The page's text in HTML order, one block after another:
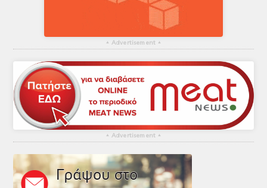
▴ Advertisement ▴
▴ Advertisement ▴